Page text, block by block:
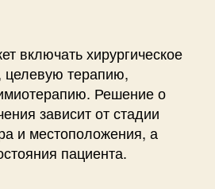
включать хирургическое
целевую терапию,
Решение о
зависит от стадии
и местоположения, а
пациента.